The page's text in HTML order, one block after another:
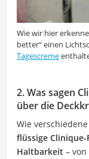
Wie wir hier
better“ einen
Tagescreme
2. Was sagen
über die
Wie
flüssige
Haltbarkeit –